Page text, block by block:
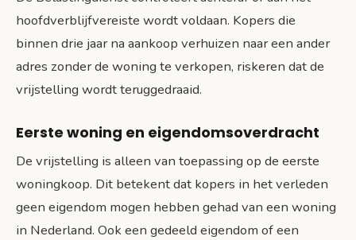
hoofdverblijfvereiste wordt voldaan. Kopers die
binnen drie jaar na aankoop verhuizen naar een ander
adres zonder de woning te verkopen, riskeren dat de
vrijstelling wordt teruggedraaid.
Eerste woning en eigendomsoverdracht
De vrijstelling is alleen van toepassing op de eerste
woningkoop. Dit betekent dat kopers in het verleden
geen eigendom mogen hebben gehad van een woning
in Nederland. Ook een gedeeld eigendom of een